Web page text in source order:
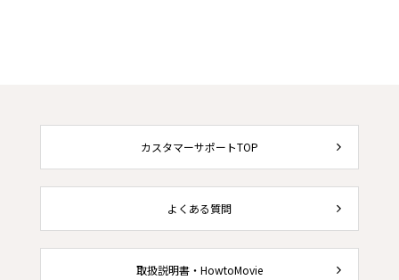
カスタマーサポートTOP
よくある質問
取扱説明書・HowtoMovie